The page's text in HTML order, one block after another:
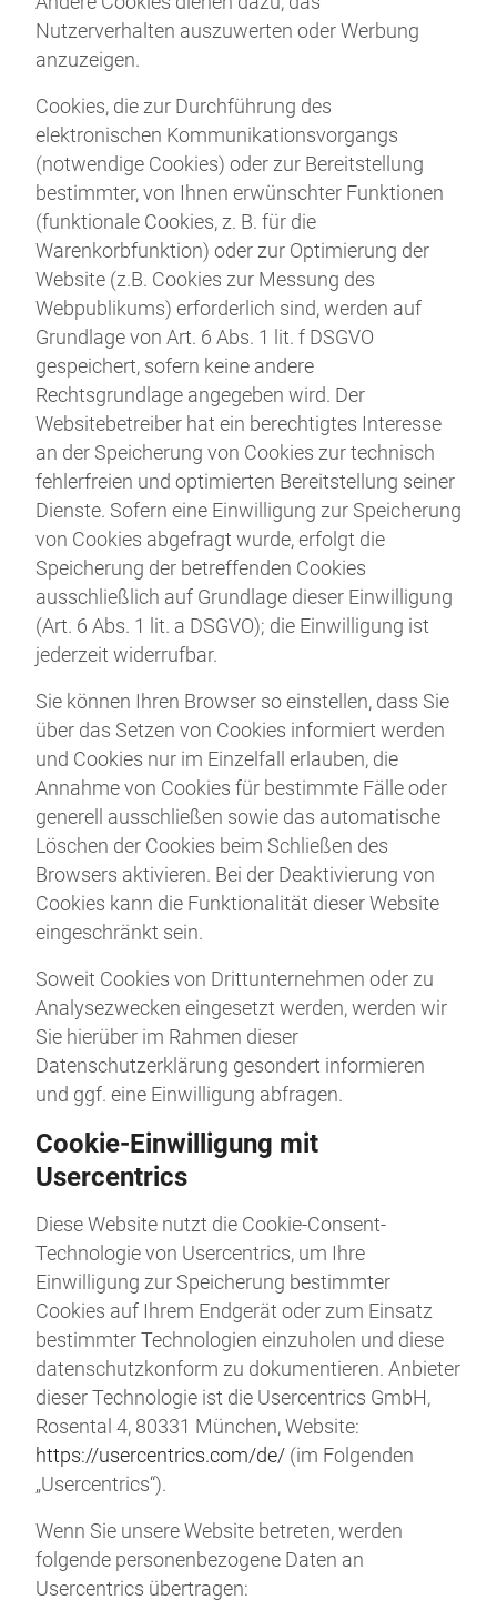
Nutzerverhalten auszuwerten oder Werbung
anzuzeigen.
Cookies, die zur Durchführung des
elektronischen Kommunikationsvorgangs
(notwendige Cookies) oder zur Bereitstellung
bestimmter, von Ihnen erwünschter Funktionen
(funktionale Cookies, z. B. für die
Warenkorbfunktion) oder zur Optimierung der
Website (z.B. Cookies zur Messung des
Webpublikums) erforderlich sind, werden auf
Grundlage von Art. 6 Abs. 1 lit. f DSGVO
gespeichert, sofern keine andere
Rechtsgrundlage angegeben wird. Der
Websitebetreiber hat ein berechtigtes Interesse
an der Speicherung von Cookies zur technisch
fehlerfreien und optimierten Bereitstellung seiner
Dienste. Sofern eine Einwilligung zur Speicherung
von Cookies abgefragt wurde, erfolgt die
Speicherung der betreffenden Cookies
ausschließlich auf Grundlage dieser Einwilligung
(Art. 6 Abs. 1 lit. a DSGVO); die Einwilligung ist
jederzeit widerrufbar.
Sie können Ihren Browser so einstellen, dass Sie
über das Setzen von Cookies informiert werden
und Cookies nur im Einzelfall erlauben, die
Annahme von Cookies für bestimmte Fälle oder
generell ausschließen sowie das automatische
Löschen der Cookies beim Schließen des
Browsers aktivieren. Bei der Deaktivierung von
Cookies kann die Funktionalität dieser Website
eingeschränkt sein.
Soweit Cookies von Drittunternehmen oder zu
Analysezwecken eingesetzt werden, werden wir
Sie hierüber im Rahmen dieser
Datenschutzerklärung gesondert informieren
und ggf. eine Einwilligung abfragen.
Cookie-Einwilligung mit
Usercentrics
Diese Website nutzt die Cookie-Consent-
Technologie von Usercentrics, um Ihre
Einwilligung zur Speicherung bestimmter
Cookies auf Ihrem Endgerät oder zum Einsatz
bestimmter Technologien einzuholen und diese
datenschutzkonform zu dokumentieren. Anbieter
dieser Technologie ist die Usercentrics GmbH,
Rosental 4, 80331 München, Website:
https://usercentrics.com/de/ (im Folgenden
„Usercentrics“).
Wenn Sie unsere Website betreten, werden
folgende personenbezogene Daten an
Usercentrics übertragen: